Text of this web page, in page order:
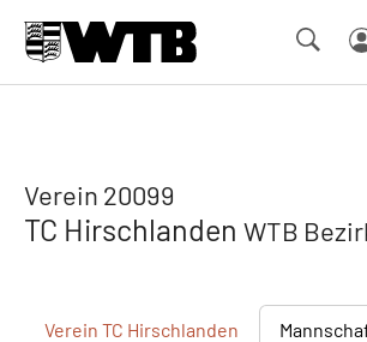
Verein 20099
TC Hirschlanden WTB
Verein TC Hirschlanden